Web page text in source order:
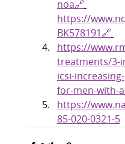
noa🔗
https://
BK578191🔗
https://
treatments/3-
icsi-
for-men-with-
https://
85-020-0321-5